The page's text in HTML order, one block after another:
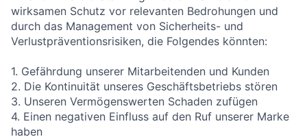
wirksamen Schutz vor relevanten Bedrohungen und
durch das Management von Sicherheits- und
Verlustpräventionsrisiken, die Folgendes könnten:
1. Gefährdung unserer Mitarbeitenden und Kunden
2. Die Kontinuität unseres Geschäftsbetriebs stören
3. Unseren Vermögenswerten Schaden zufügen
4. Einen negativen Einfluss auf den Ruf unserer Marke
haben